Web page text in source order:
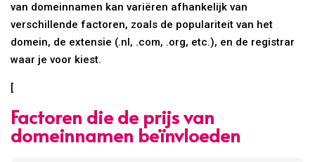
van domeinnamen kan variëren afhankelijk van
verschillende factoren, zoals de populariteit van het
domein, de extensie (.nl, .com, .org, etc.), en de registrar
waar je voor kiest.
[
Factoren die de prijs van
domeinnamen beïnvloeden